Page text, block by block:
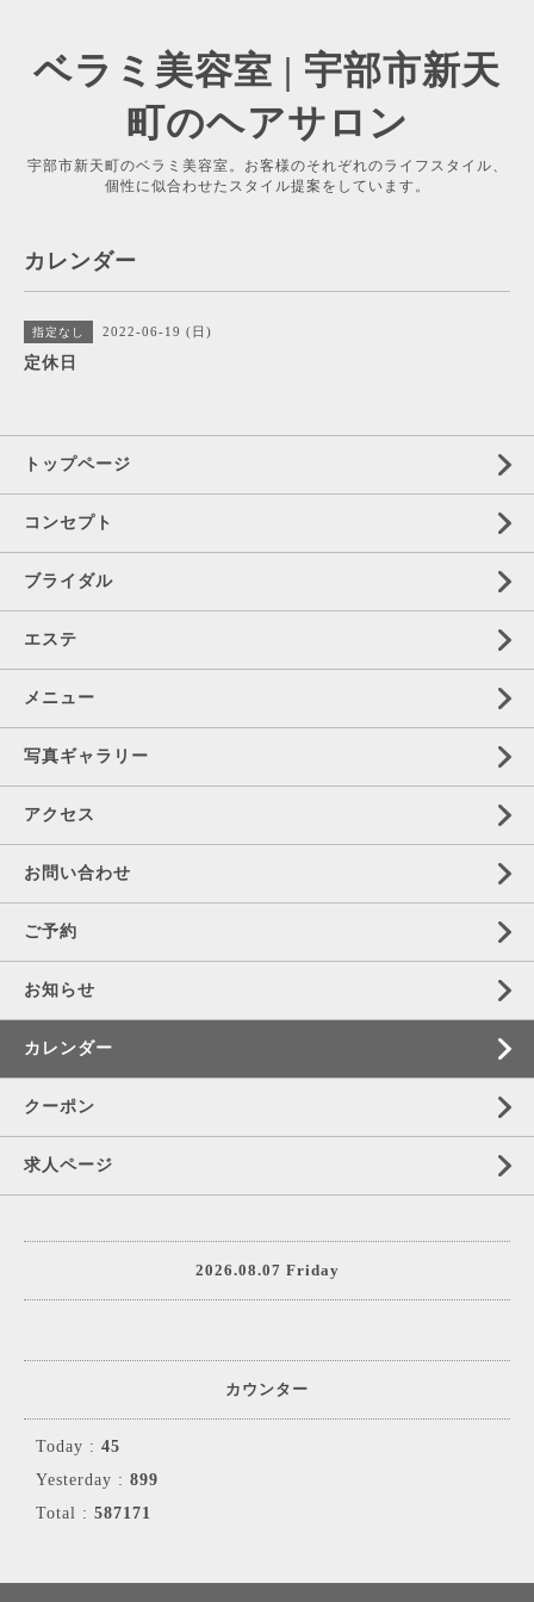
ベラミ美容室 | 宇部市新天
町のヘアサロン
宇部市新天町のベラミ美容室。お客様のそれぞれのライフスタイル、
個性に似合わせたスタイル提案をしています。
カレンダー
指定なし 2022-06-19 (日)
定休日
トップページ
コンセプト
ブライダル
エステ
メニュー
写真ギャラリー
アクセス
お問い合わせ
ご予約
お知らせ
カレンダー
クーポン
求人ページ
2026.08.07 Friday
カウンター
Today : 45
Yesterday : 899
Total : 587171